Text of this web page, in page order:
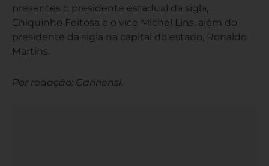
presentes o presidente estadual da sigla,
Chiquinho Feitosa e o vice Michel Lins, além do
presidente da sigla na capital do estado, Ronaldo
Martins.
Por redação: Caririensi.